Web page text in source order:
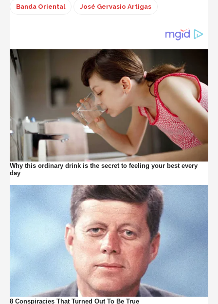
Banda Oriental José Gervasio Artigas